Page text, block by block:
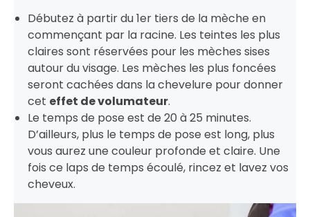
Débutez à partir du 1er tiers de la mèche en
commençant par la racine. Les teintes les plus
claires sont réservées pour les mèches sises
autour du visage. Les mèches les plus foncées
seront cachées dans la chevelure pour donner
cet effet de volumateur.
Le temps de pose est de 20 à 25 minutes.
D’ailleurs, plus le temps de pose est long, plus
vous aurez une couleur profonde et claire. Une
fois ce laps de temps écoulé, rincez et lavez vos
cheveux.